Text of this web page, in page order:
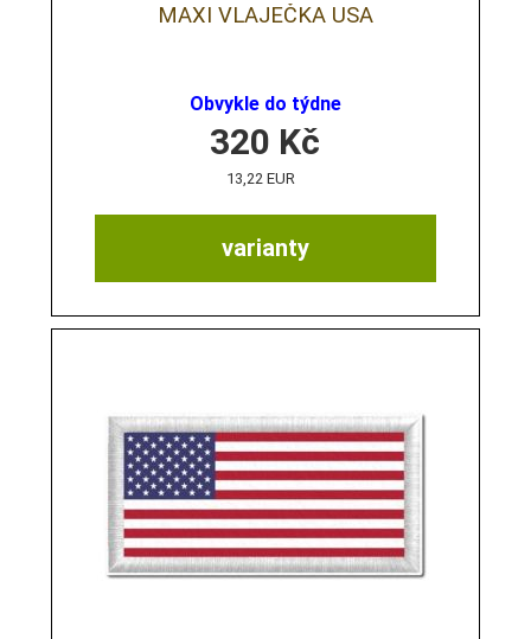
MAXI VLAJEČKA USA
Obvykle do týdne
varianty
320 Kč
13,22 EUR